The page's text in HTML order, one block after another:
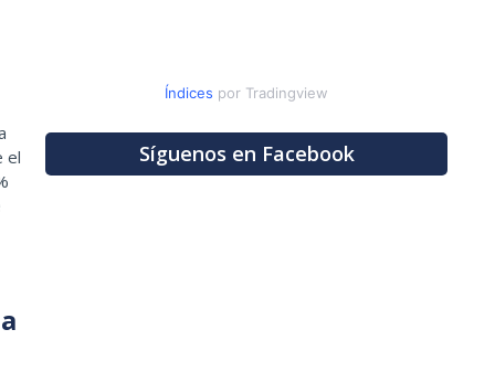
el
Índices por Tradingview
Síguenos en Facebook